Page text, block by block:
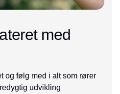
med
og følg med i alt som rører
udvikling